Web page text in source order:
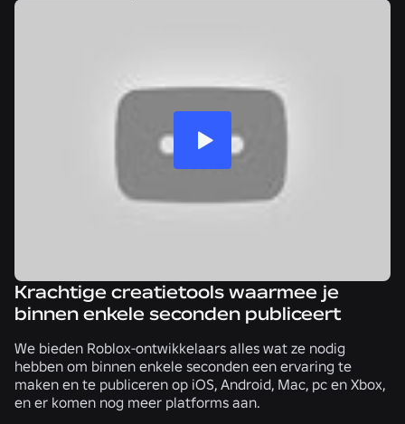
Krachtige creatietools waarmee je
binnen enkele seconden publiceert
We bieden Roblox-ontwikkelaars alles wat ze nodig
hebben om binnen enkele seconden een ervaring te
maken en te publiceren op iOS, Android, Mac, pc en Xbox,
en er komen nog meer platforms aan.